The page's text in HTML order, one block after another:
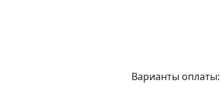
Варианты оплаты: